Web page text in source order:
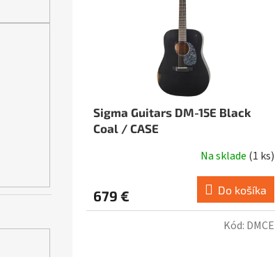
Sigma Guitars DM-15E Black
Coal / CASE
Na sklade (1 ks)
679 € Do košíka
Kód: DMCE